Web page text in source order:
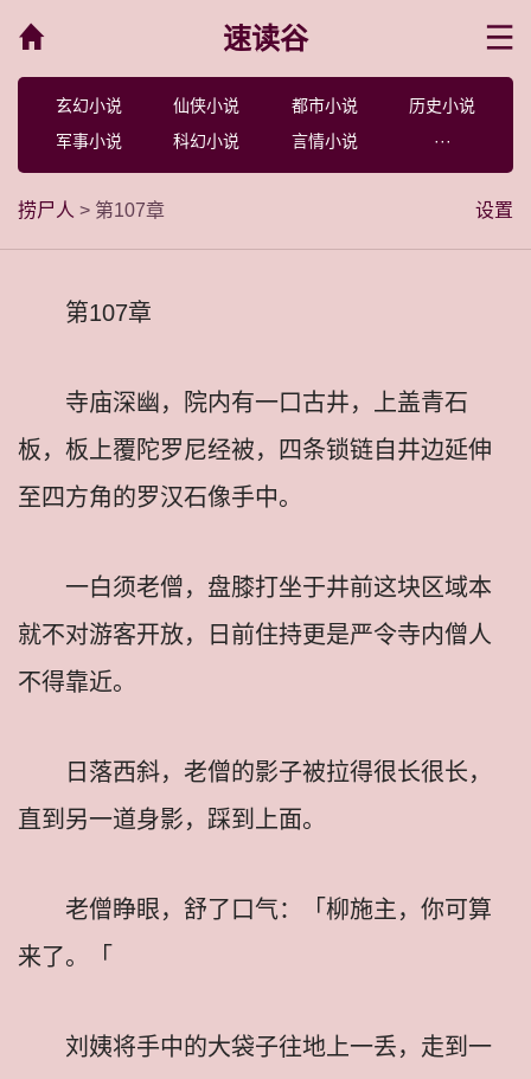
速读谷
玄幻小说 仙侠小说 都市小说
历史小说
军事小说
科幻小说 言情小说 ···
设置
捞尸人 > 第107章
第107章
寺庙深幽，院内有一口古井，上盖青石
板，板上覆陀罗尼经被，四条锁链自井边延伸
至四方角的罗汉石像手中。
一白须老僧，盘膝打坐于井前这块区域本
就不对游客开放，日前住持更是严令寺内僧人
不得靠近。
日落西斜，老僧的影子被拉得很长很长，
直到另一道身影，踩到上面。
老僧睁眼，舒了口气：「柳施主，你可算
来了。「
刘姨将手中的大袋子往地上一丢，走到一